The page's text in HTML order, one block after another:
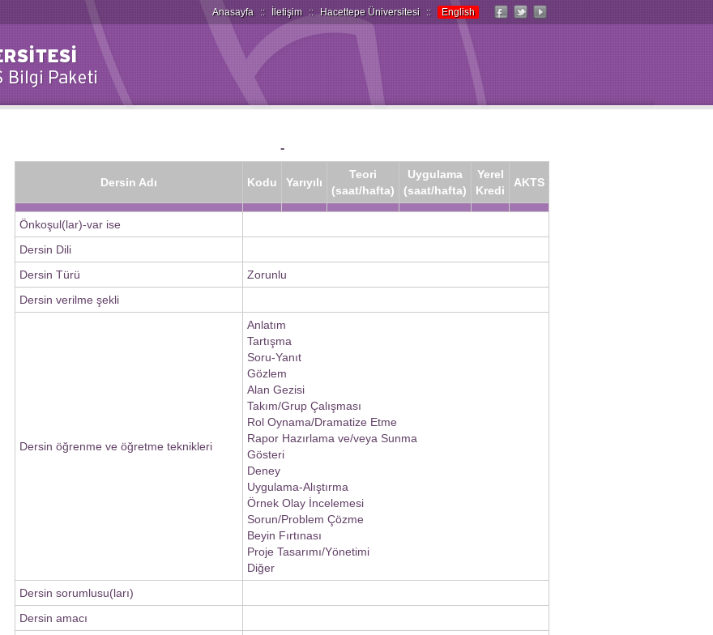
Anasayfa :: İletişim :: Hacettepe Üniversitesi :: English
-
Dersin Adı Kodu Yarıyılı
Teori
(saat/hafta)
Uygulama
(saat/hafta)
Yerel
Kredi
AKTS
Önkoşul(lar)-var ise
Dersin Dili
Dersin Türü
Zorunlu
Dersin verilme şekli
Dersin öğrenme ve öğretme teknikleri
Anlatım
Tartışma
Soru-Yanıt
Gözlem
Alan Gezisi
Takım/Grup Çalışması
Rol Oynama/Dramatize Etme
Rapor Hazırlama ve/veya Sunma
Gösteri
Deney
Uygulama-Alıştırma
Örnek Olay İncelemesi
Sorun/Problem Çözme
Beyin Fırtınası
Proje Tasarımı/Yönetimi
Diğer
Dersin sorumlusu(ları)
Dersin amacı